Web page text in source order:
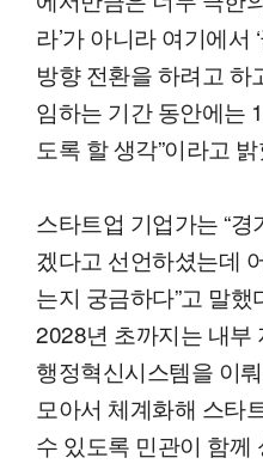
라’가 아니라 여기에서
방향 전환을 하려고 하
임하는 기간 동안에는
도록 할 생각”이라고
스타트업 기업가는 “
겠다고 선언하셨는데
는지 궁금하다”고 말했
2028년 초까지는 내부
행정혁신시스템을 이
모아서 체계화해 스타
수 있도록 민관이 함께